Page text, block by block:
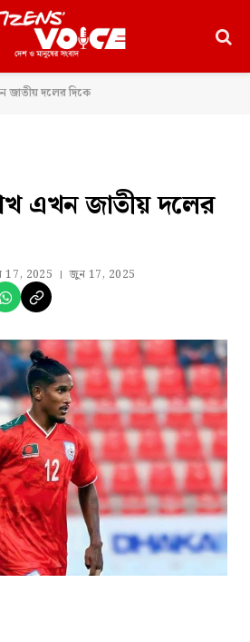
জাতীয় দলের দিকে
এখন জাতীয় দলের
17, 2025 জুন 17, 2025